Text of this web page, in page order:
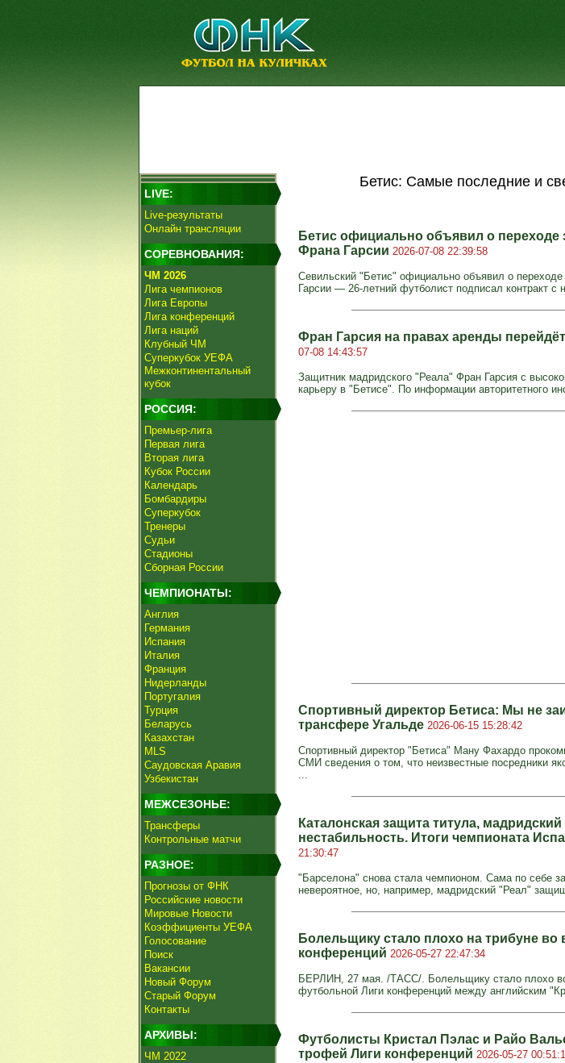
LIVE:
Live-результаты
Онлайн трансляции
СОРЕВНОВАНИЯ:
ЧМ 2026
Лига чемпионов
Лига Европы
Лига конференций
Лига наций
Клубный ЧМ
Суперкубок УЕФА
Межконтинентальный
кубок
РОССИЯ:
Премьер-лига
Первая лига
Вторая лига
Кубок России
Календарь
Бомбардиры
Суперкубок
Тренеры
Судьи
Стадионы
Сборная России
ЧЕМПИОНАТЫ:
Англия
Германия
Испания
Италия
Франция
Нидерланды
Португалия
Турция
Беларусь
Казахстан
MLS
Саудовская Аравия
Узбекистан
МЕЖСЕЗОНЬЕ:
Трансферы
Контрольные матчи
РАЗНОЕ:
Прогнозы от ФНК
Российские новости
Мировые Новости
Коэффициенты УЕФА
Голосование
Поиск
Вакансии
Новый Форум
Старый Форум
Контакты
АРХИВЫ:
ЧМ 2022
Бетис: Самые последние и
Бетис официально объявил о переходе
Франа Гарсии 2026-07-08 22:39:58
Севильский "Бетис" официально объявил о
Гарсии — 26-летний футболист подписал контракт
Фран Гарсия на правах аренды
07-08 14:43:57
Защитник мадридского "Реала" Фран Гарсия с
карьеру в "Бетисе". По информации авторитетного
Спортивный директор Бетиса: Мы не
трансфере Угальде 2026-06-15 15:28:42
Спортивный директор "Бетиса" Ману Фахардо
СМИ сведения о том, что неизвестные посредники
...
Каталонская защита титула,
нестабильность. Итоги чемпионата
21:30:47
"Барселона" снова стала чемпионом. Сама по себе
невероятное, но, например, мадридский "Реал"
Болельщику стало плохо на трибуне во
конференций 2026-05-27 22:47:34
БЕРЛИН, 27 мая. /ТАСС/. Болельщику стало плохо
футбольной Лиги конференций между английским
Футболисты Кристал Пэлас и Райо
трофей Лиги конференций 2026-05-27